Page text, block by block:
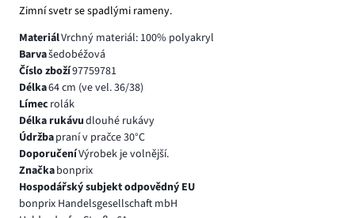
Zimní svetr se spadlými rameny.
MateriálVrchný materiál: 100% polyakryl
Barvašedobéžová
Číslo zboží97759781
Délka64 cm (ve vel. 36/38)
Límec rolák
Délka rukávudlouhé rukávy
Údržbapraní v pračce 30°C
DoporučeníVýrobek je volnější.
Značkabonprix
Hospodářský subjekt odpovědný EU
bonprix Handelsgesellschaft mbH